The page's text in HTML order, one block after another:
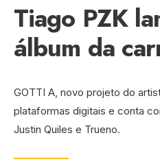
Tiago PZK
álbum da
GOTTI A, novo projeto do
plataformas digitais e conta
Justin Quiles e Trueno.